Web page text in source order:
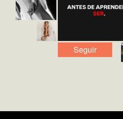
Seguir